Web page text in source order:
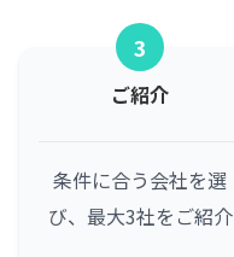
3
ご紹介
条件に合う会社を選
び、最大3社をご紹介